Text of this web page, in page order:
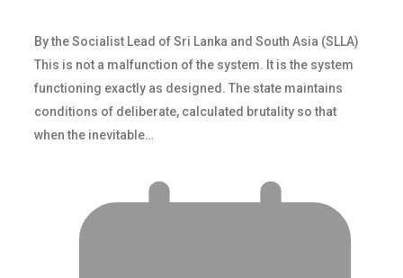
By the Socialist Lead of Sri Lanka and South Asia (SLLA)
This is not a malfunction of the system. It is the system
functioning exactly as designed. The state maintains
conditions of deliberate, calculated brutality so that
when the inevitable…